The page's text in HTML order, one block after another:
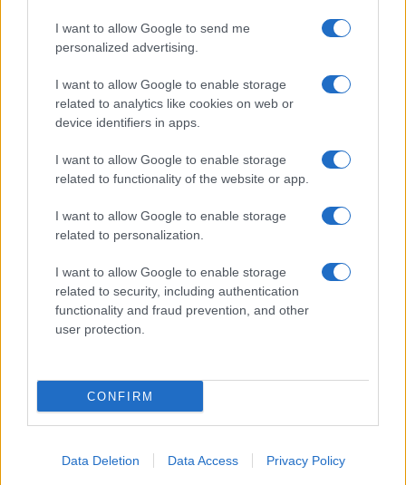
I want to allow Google to send me
personalized advertising.
I want to allow Google to enable storage
related to analytics like cookies on web or
device identifiers in apps.
I want to allow Google to enable storage
related to functionality of the website or app.
I want to allow Google to enable storage
related to personalization.
I want to allow Google to enable storage
related to security, including authentication
functionality and fraud prevention, and other
user protection.
CONFIRM
Data Deletion Data Access Privacy Policy
e moduli scaricabili!
Acconsento altrattamento dei dati personali
ai sensi degli
articoli 13-14 del GDPR 2016/679.
Informazione Fiscale S.r.l. - P.I. / C.F.: 13886391005
Testata giornalistica iscritta presso il Tribunale di Velletri al n°
Iscrizione ROC n. 31534/2018